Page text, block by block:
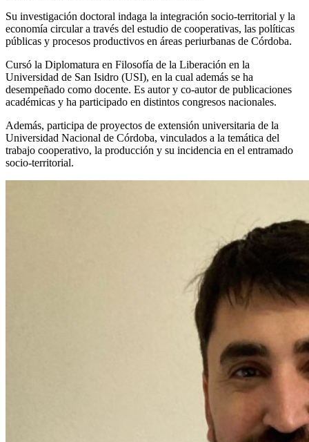
Su investigación doctoral indaga la integración socio-territorial y la
economía circular a través del estudio de cooperativas, las políticas
públicas y procesos productivos en áreas periurbanas de Córdoba.
Cursó la Diplomatura en Filosofía de la Liberación en la
Universidad de San Isidro (USI), en la cual además se ha
desempeñado como docente. Es autor y co-autor de publicaciones
académicas y ha participado en distintos congresos nacionales.
Además, participa de proyectos de extensión universitaria de la
Universidad Nacional de Córdoba, vinculados a la temática del
trabajo cooperativo, la producción y su incidencia en el entramado
socio-territorial.